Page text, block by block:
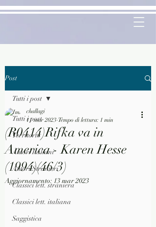
Post
Tutti i post
Territorio
Autori Italiani
Autori Stranieri
Classici lett. straniera
Classici lett. italiana
Saggistica
Tutti i post
(R0414)Rifka va in
America - Karen Hesse
(1994)(46/3)
challagi
11 mar 2023 Tempo di lettura: 1 min
Aggiornamento: 13 mar 2023